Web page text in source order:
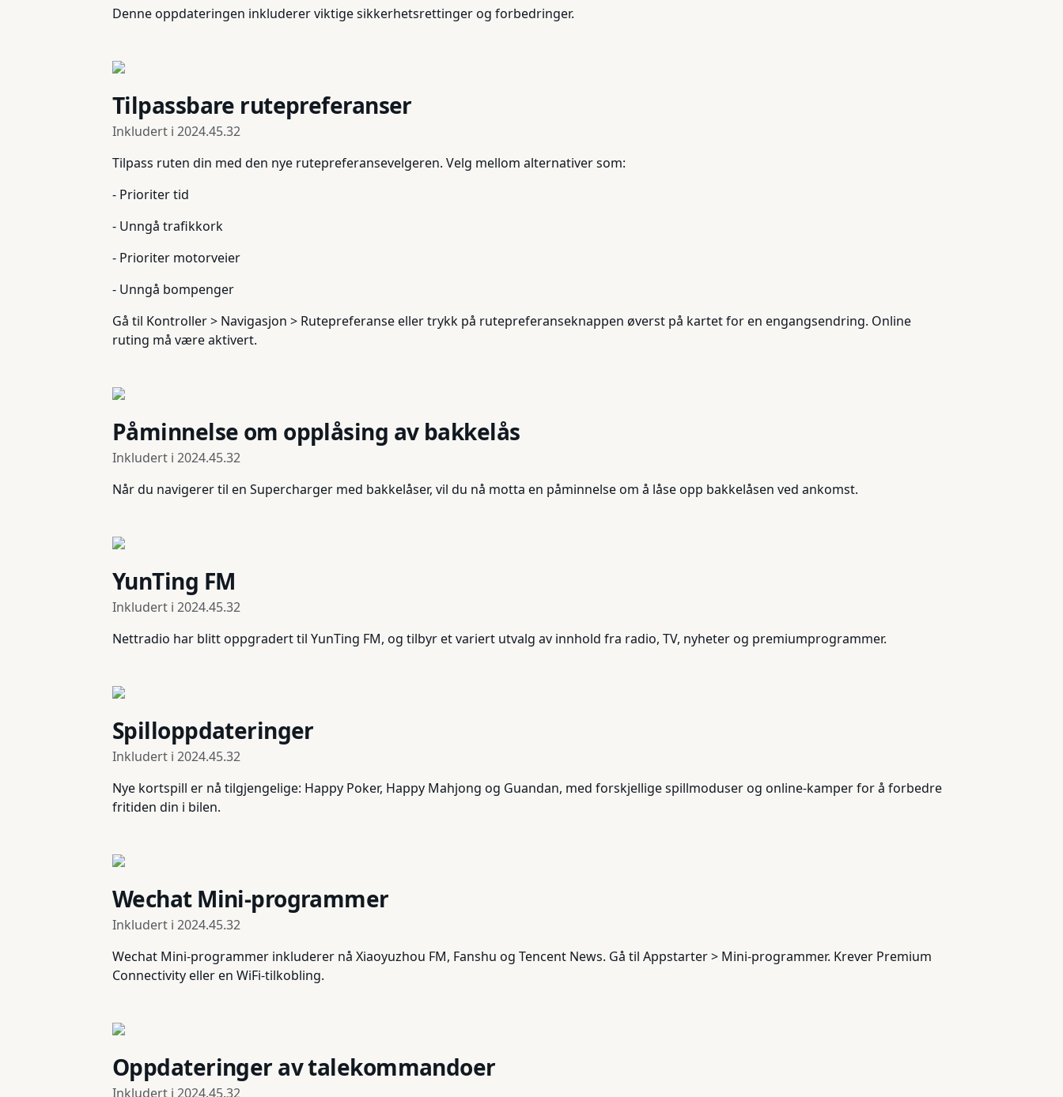
Denne oppdateringen inkluderer viktige sikkerhetsrettinger og forbedringer.
Tilpassbare rutepreferanser
Inkludert i 2024.45.32
Tilpass ruten din med den nye rutepreferansevelgeren. Velg mellom alternativer som:
- Prioriter tid
- Unngå trafikkork
- Prioriter motorveier
- Unngå bompenger
Gå til Kontroller > Navigasjon > Rutepreferanse eller trykk på rutepreferanseknappen øverst på kartet for en engangsendring. Online
ruting må være aktivert.
Påminnelse om opplåsing av bakkelås
Inkludert i 2024.45.32
Når du navigerer til en Supercharger med bakkelåser, vil du nå motta en påminnelse om å låse opp bakkelåsen ved ankomst.
YunTing FM
Inkludert i 2024.45.32
Nettradio har blitt oppgradert til YunTing FM, og tilbyr et variert utvalg av innhold fra radio, TV, nyheter og premiumprogrammer.
Spilloppdateringer
Inkludert i 2024.45.32
Nye kortspill er nå tilgjengelige: Happy Poker, Happy Mahjong og Guandan, med forskjellige spillmoduser og online-kamper for å forbedre
fritiden din i bilen.
Wechat Mini-programmer
Inkludert i 2024.45.32
Wechat Mini-programmer inkluderer nå Xiaoyuzhou FM, Fanshu og Tencent News. Gå til Appstarter > Mini-programmer. Krever Premium
Connectivity eller en WiFi-tilkobling.
Oppdateringer av talekommandoer
Inkludert i 2024.45.32